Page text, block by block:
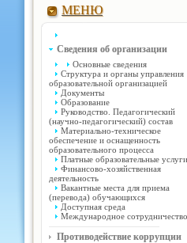
МЕНЮ
Сведения об организации
Основные сведения
Структура и органы управления
образовательной организацией
Документы
Образование
Руководство. Педагогический
(научно-педагогический) состав
Материально-техническое
обеспечение и оснащенность
образовательного процесса
Платные образовательные услуги
Финансово-хозяйственная
деятельность
Вакантные места для приема
(перевода) обучающихся
Доступная среда
Международное сотрудничество
Противодействие коррупции